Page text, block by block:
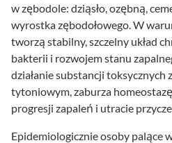
w zębodole: dziąsło, ozębną,
wyrostka zębodołowego. W
tworzą stabilny, szczelny układ
bakterii i rozwojem stanu
działanie substancji toksycznych
tytoniowym, zaburza
progresji zapaleń i utracie
Epidemiologicznie osoby palące